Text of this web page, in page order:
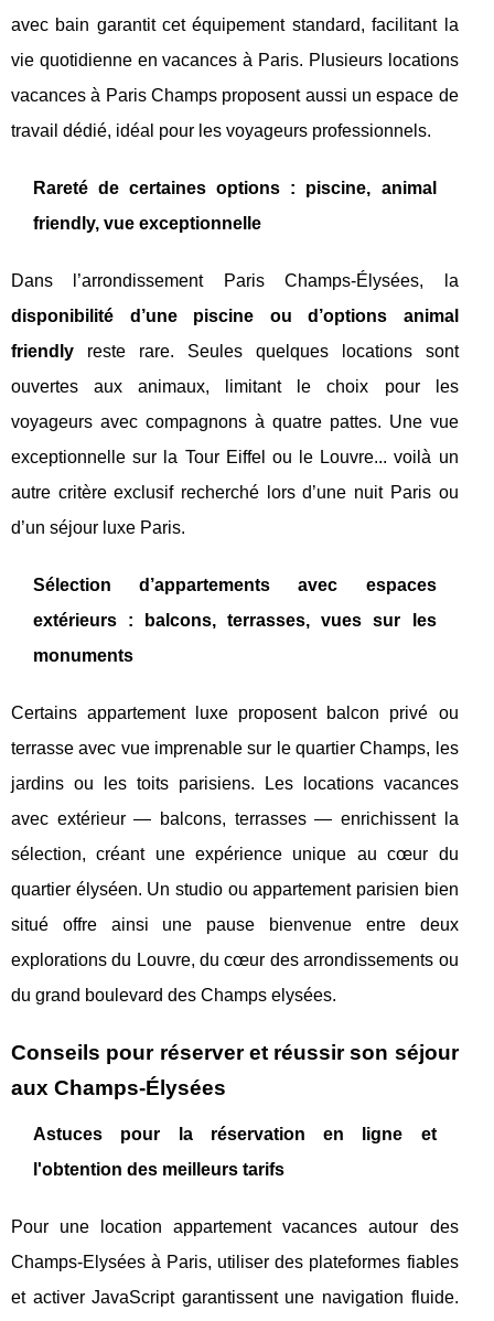
avec bain garantit cet équipement standard, facilitant la
vie quotidienne en vacances à Paris. Plusieurs locations
vacances à Paris Champs proposent aussi un espace de
travail dédié, idéal pour les voyageurs professionnels.
Rareté de certaines options : piscine, animal
friendly, vue exceptionnelle
Dans l’arrondissement Paris Champs-Élysées, la
disponibilité d’une piscine ou d’options animal
friendly reste rare. Seules quelques locations sont
ouvertes aux animaux, limitant le choix pour les
voyageurs avec compagnons à quatre pattes. Une vue
exceptionnelle sur la Tour Eiffel ou le Louvre... voilà un
autre critère exclusif recherché lors d’une nuit Paris ou
d’un séjour luxe Paris.
Sélection d’appartements avec espaces
extérieurs : balcons, terrasses, vues sur les
monuments
Certains appartement luxe proposent balcon privé ou
terrasse avec vue imprenable sur le quartier Champs, les
jardins ou les toits parisiens. Les locations vacances
avec extérieur — balcons, terrasses — enrichissent la
sélection, créant une expérience unique au cœur du
quartier élyséen. Un studio ou appartement parisien bien
situé offre ainsi une pause bienvenue entre deux
explorations du Louvre, du cœur des arrondissements ou
du grand boulevard des Champs elysées.
Conseils pour réserver et réussir son séjour
aux Champs-Élysées
Astuces pour la réservation en ligne et
l'obtention des meilleurs tarifs
Pour une location appartement vacances autour des
Champs-Elysées à Paris, utiliser des plateformes fiables
et activer JavaScript garantissent une navigation fluide.